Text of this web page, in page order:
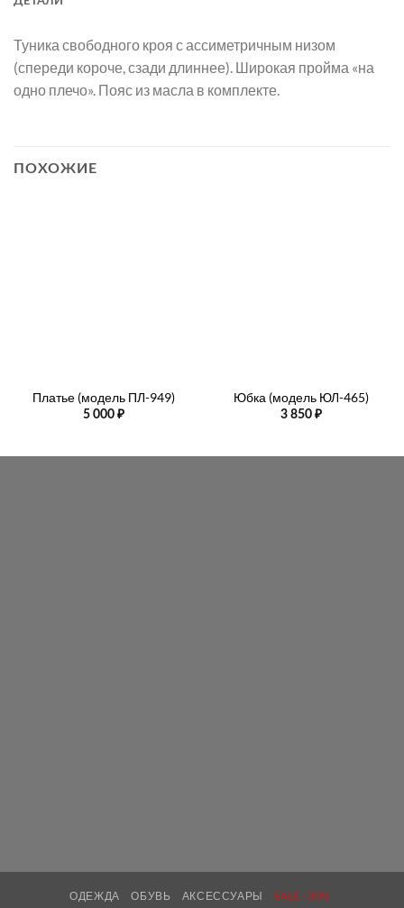
Туника свободного кроя с ассиметричным низом
(спереди короче, сзади длиннее). Широкая пройма «на
одно плечо». Пояс из масла в комплекте.
ПОХОЖИЕ
Платье (модель ПЛ-949)
5 000 ₽
Юбка (модель ЮЛ-465)
3 850 ₽
ОДЕЖДА ОБУВЬ АКСЕССУАРЫ SALE -30%